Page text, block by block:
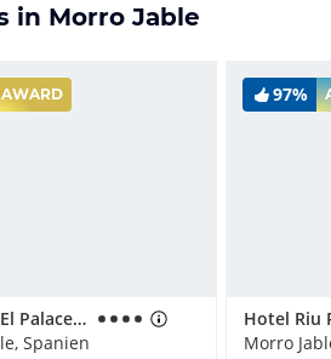
in Morro Jable
AWARD
Hotel XQ El Palacete
Spanien
97%
Morro